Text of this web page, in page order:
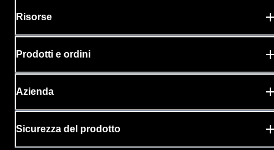
Risorse
Prodotti e ordini
Azienda
Sicurezza del prodotto